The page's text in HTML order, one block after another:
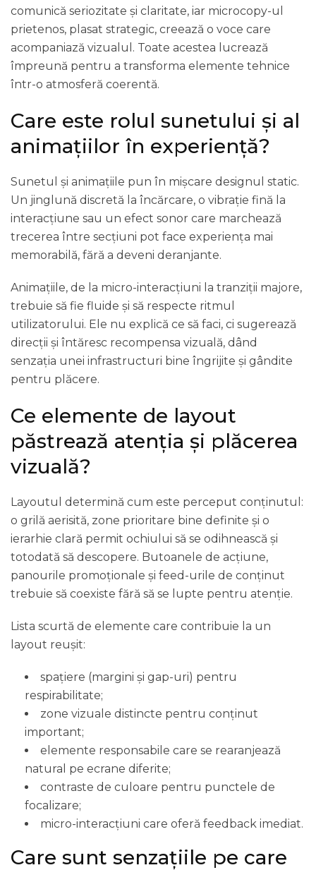
comunică seriozitate și claritate, iar microcopy-ul
prietenos, plasat strategic, creează o voce care
acompaniază vizualul. Toate acestea lucrează
împreună pentru a transforma elemente tehnice
într-o atmosferă coerentă.
Care este rolul sunetului și al
animațiilor în experiență?
Sunetul și animațiile pun în mișcare designul static.
Un jinglună discretă la încărcare, o vibrație fină la
interacțiune sau un efect sonor care marchează
trecerea între secțiuni pot face experiența mai
memorabilă, fără a deveni deranjante.
Animațiile, de la micro-interacțiuni la tranziții majore,
trebuie să fie fluide și să respecte ritmul
utilizatorului. Ele nu explică ce să faci, ci sugerează
direcții și întăresc recompensa vizuală, dând
senzația unei infrastructuri bine îngrijite și gândite
pentru plăcere.
Ce elemente de layout
păstrează atenția și plăcerea
vizuală?
Layoutul determină cum este perceput conținutul:
o grilă aerisită, zone prioritare bine definite și o
ierarhie clară permit ochiului să se odihnească și
totodată să descopere. Butoanele de acțiune,
panourile promoționale și feed-urile de conținut
trebuie să coexiste fără să se lupte pentru atenție.
Lista scurtă de elemente care contribuie la un
layout reușit:
spațiere (margini și gap-uri) pentru
respirabilitate;
zone vizuale distincte pentru conținut
important;
elemente responsabile care se rearanjează
natural pe ecrane diferite;
contraste de culoare pentru punctele de
focalizare;
micro-interacțiuni care oferă feedback imediat.
Care sunt senzațiile pe care